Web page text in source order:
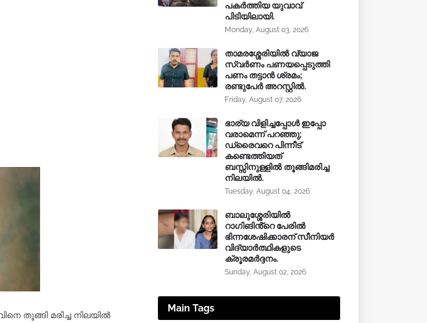
തൂങ്ങി മരിച്ച നിലയിൽ
പകർത്തിയ യുവാവ്
പിടിയിലായി.
Monday, August 03, 2026
താമരശ്ശേരിയിൽ വ്യാജ
സ്വർണം പണയപ്പെടുത്തി
പണം തട്ടാൻ ശ്രമം;
രണ്ടുപേർ അറസ്റ്റിൽ.
Friday, August 07, 2026
ഭാര്യ വിളിച്ചപ്പോള്‍ ഇപ്പോ
വരാമെന്ന് പറഞ്ഞു;
ഡ്രൈവറെ പിന്നീട്
കണ്ടെത്തിയത്
ബസ്സിനുള്ളില്‍ തൂങ്ങിമരിച്ച
നിലയിൽ.
Tuesday, August 04, 2026
ബാലുശ്ശേരിയിൽ
റാഗിങിൻ്റെ പേരിൽ
ഭിന്നശേഷിക്കാരന് സീനിയർ
വിദ്യാർത്ഥികളുടെ
ക്രൂരമര്‍ദ്ദനം.
Sunday, August 02, 2026
Main Tags